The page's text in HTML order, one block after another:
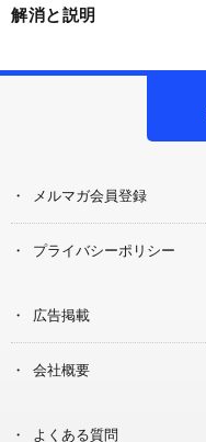
解消と説明
メルマガ会員登録
プライバシーポリシー
広告掲載
会社概要
よくある質問